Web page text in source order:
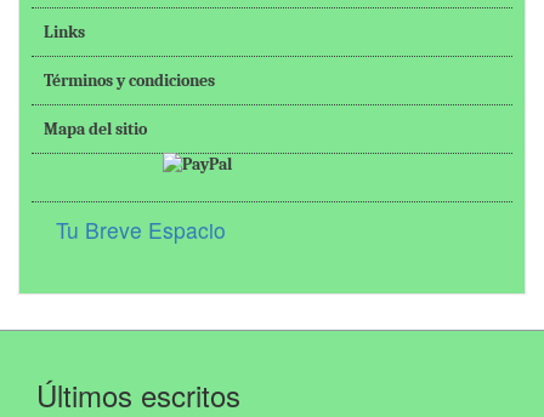
Links
Términos y condiciones
Mapa del sitio
Tu Breve Espacio
Últimos escritos